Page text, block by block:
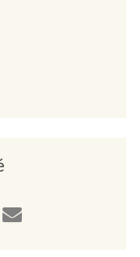
REQ136402
via twitter